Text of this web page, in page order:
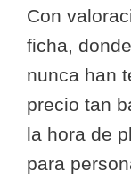
Con
ficha,
nunca han
precio tan
la hora de
para